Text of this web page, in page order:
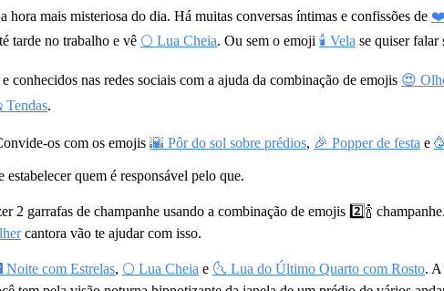
hora mais misteriosa do dia. Há muitas conversas íntimas e confissões de ❤️
tarde no trabalho e vê 🌕 Lua Cheia. Ou sem o emoji 🕯 Vela se quiser falar
conhecidos nas redes sociais com a ajuda da combinação de emojis 😍
Tendas.
os com os emojis 🌇 Pôr do sol sobre prédios, 🎉 Popper de festa e
quem é responsável pelo que.
2 garrafas de champanhe usando a combinação de emojis 2️⃣🍾
cantora vão te ajudar com isso.
Noite com Estrelas, 🌕 Lua Cheia e 🌜 Lua do Último Quarto com Rosto.